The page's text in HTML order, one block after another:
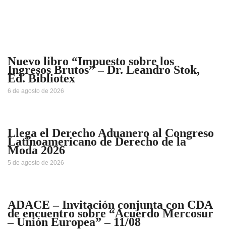
Nuevo libro “Impuesto sobre los
Ingresos Brutos” – Dr. Leandro Stok,
Ed. Bibliotex
6 de agosto de 2026
Llega el Derecho Aduanero al Congreso
Latinoamericano de Derecho de la
Moda 2026
5 de agosto de 2026
ADACE – Invitación conjunta con CDA
de encuentro sobre “Acuerdo Mercosur
– Unión Europea” – 11/08